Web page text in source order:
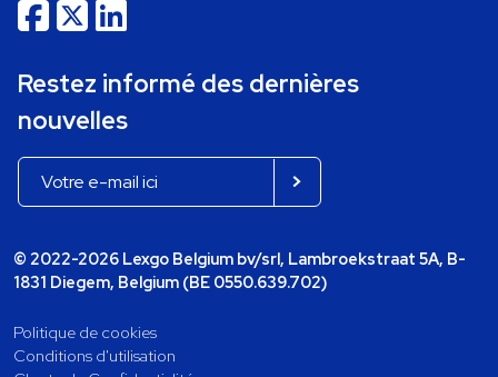
Restez informé des dernières
nouvelles
© 2022-2026 Lexgo Belgium bv/srl, Lambroekstraat 5A, B-
1831 Diegem, Belgium (BE 0550.639.702)
Politique de cookies
Conditions d'utilisation